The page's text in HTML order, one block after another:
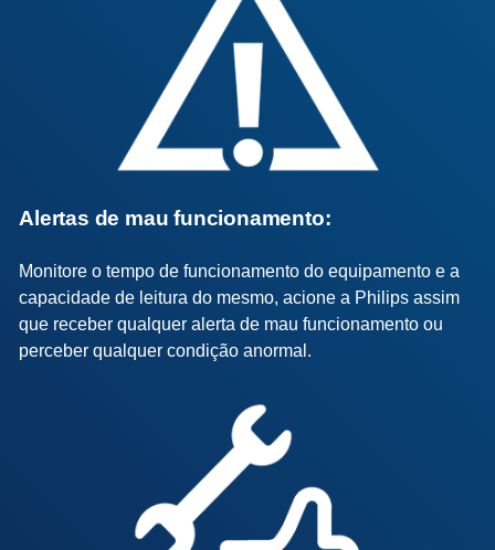
Alertas de mau funcionamento:
Monitore o tempo de funcionamento do equipamento e a
capacidade de leitura do mesmo, acione a Philips assim
que receber qualquer alerta de mau funcionamento ou
perceber qualquer condição anormal.